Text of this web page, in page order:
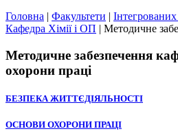
Головна | Факультети |
Кафедра Хімії і ОП | Методичне
Методичне забезпечення
охорони праці
БЕЗПЕКА ЖИТТЄДІЯЛЬНОСТІ
ОСНОВИ ОХОРОНИ ПРАЦІ